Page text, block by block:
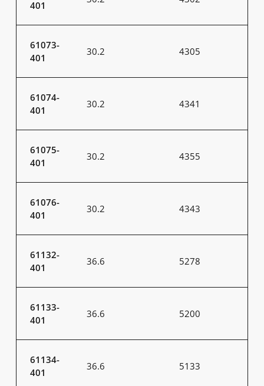
401
61073-
401
30.2 4305
61074-
401
30.2 4341
61075-
401
30.2 4355
61076-
401
30.2 4343
61132-
401
36.6 5278
61133-
401
36.6 5200
61134-
401
36.6 5133